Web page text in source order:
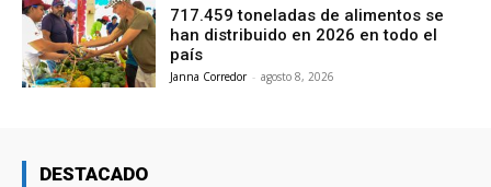
717.459 toneladas de alimentos se
han distribuido en 2026 en todo el
país
Janna Corredor - agosto 8, 2026
DESTACADO